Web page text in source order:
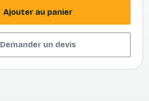
Ajouter au panier
Demander un devis